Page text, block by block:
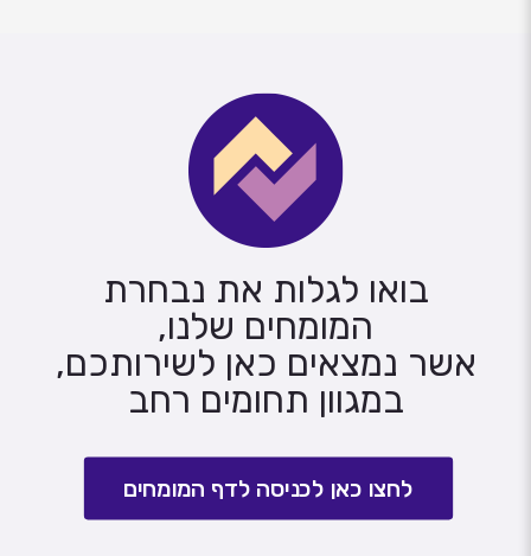
בואו לגלות את נבחרת
המומחים שלנו,
אשר נמצאים כאן לשירותכם,
במגוון תחומים רחב
לחצו כאן לכניסה לדף המומחים